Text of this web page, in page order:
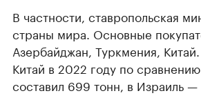
В частности, ставропольская
страны мира. Основные
Азербайджан, Туркмения,
Китай в 2022 году по
составил 699 тонн, в Израиль —